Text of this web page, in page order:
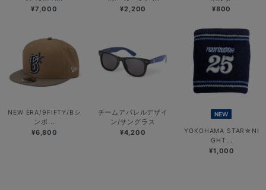
¥7,000 ¥2,200 ¥800
NEW ERA/9FIFTY/Bシ
ンボ...
¥6,800
チームアパレルデザイ
ン/サングラス
¥4,200
NEW
YOKOHAMA STAR☆NI
GHT...
¥1,000